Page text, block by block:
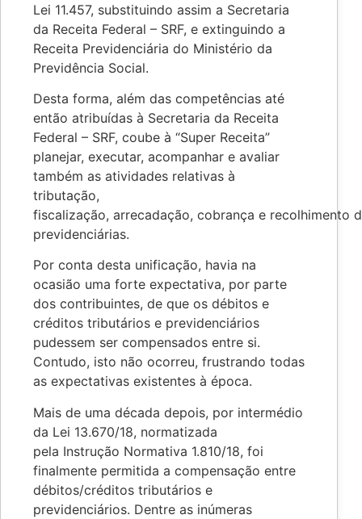
Lei 11.457, substituindo assim a Secretaria
da Receita Federal – SRF, e extinguindo a
Receita Previdenciária do Ministério da
Previdência Social.
Desta forma, além das competências até
então atribuídas à Secretaria da Receita
Federal – SRF, coube à “Super Receita”
planejar, executar, acompanhar e avaliar
também as atividades relativas à
tributação,
fiscalização, arrecadação, cobrança e recolhimento
previdenciárias.
Por conta desta unificação, havia na
ocasião uma forte expectativa, por parte
dos contribuintes, de que os débitos e
créditos tributários e previdenciários
pudessem ser compensados entre si.
Contudo, isto não ocorreu, frustrando todas
as expectativas existentes à época.
Mais de uma década depois, por intermédio
da Lei 13.670/18, normatizada
pela Instrução Normativa 1.810/18, foi
finalmente permitida a compensação entre
débitos/créditos tributários e
previdenciários. Dentre as inúmeras